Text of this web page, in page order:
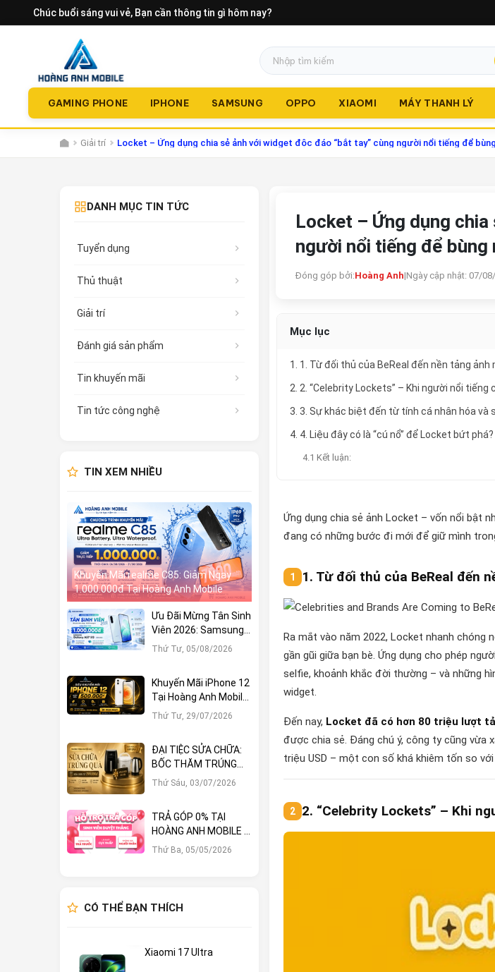
Chúc buổi sáng vui vẻ, Bạn cần thông tin gì hôm nay?
GAMING PHONE IPHONE SAMSUNG OPPO XIAOMI MÁY THANH LÝ
Giải trí Locket – Ứng dụng chia sẻ ảnh với widget độc đáo “bắt tay” cùng người nổi tiếng để
Locket – Ứng dụng
người nổi tiếng để bùng
Đóng góp bởi:Hoàng Anh|Ngày cập nhật: 07/
Mục lục
1. 1. Từ đối thủ của BeReal đến nền tảng
2. 2. “Celebrity Lockets” – Khi người nổi
3. 3. Sự khác biệt đến từ tính cá nhân hóa và
4. 4. Liệu đây có là “cú nổ” để Locket bứt phá?
4.1 Kết luận:
Ứng dụng chia sẻ ảnh Locket – vốn nổi bật
đang có những bước đi mới để giữ mình
1. Từ đối thủ của BeReal đến
Ra mắt vào năm 2022, Locket nhanh chóng
gần gũi giữa bạn bè. Ứng dụng cho phép
selfie, khoảnh khắc đời thường – và những
widget.
Đến nay, Locket đã có hơn 80 triệu lượt
được chia sẻ. Đáng chú ý, công ty cũng vừa
triệu USD – một con số khá khiêm tốn so
2. “Celebrity Lockets” – Khi
DANH MỤC TIN TỨC
Tuyển dụng
Thủ thuật
Giải trí
Đánh giá sản phẩm
Tin khuyến mãi
Tin tức công nghệ
TIN XEM NHIỀU
Khuyến Mãi realme C85: Giảm Ngay
1.000.000đ Tại Hoàng Anh Mobile
Ưu Đãi Mừng Tân Sinh
Viên 2026: Samsung
Galaxy A57 5G Giảm
Thứ Tư, 05/08/2026
Khuyến Mãi iPhone 12
Tại Hoàng Anh Mobile:
Sở Hữu Ngay Với Hàng
Thứ Tư, 29/07/2026
ĐẠI TIỆC SỬA CHỮA:
BỐC THĂM TRÚNG
LỚN – CƠ HỘI NHẬN
Thứ Sáu, 03/07/2026
TRẢ GÓP 0% TẠI
HOÀNG ANH MOBILE –
KHÔNG TRẢ TRƯỚC,
Thứ Ba, 05/05/2026
CÓ THỂ BẠN THÍCH
Xiaomi 17 Ultra